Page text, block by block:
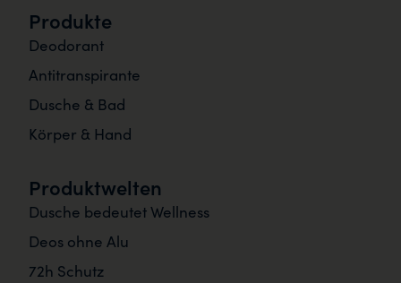
Produkte
Deodorant
Antitranspirante
Dusche & Bad
Körper & Hand
Produktwelten
Dusche bedeutet Wellness
Deos ohne Alu
72h Schutz